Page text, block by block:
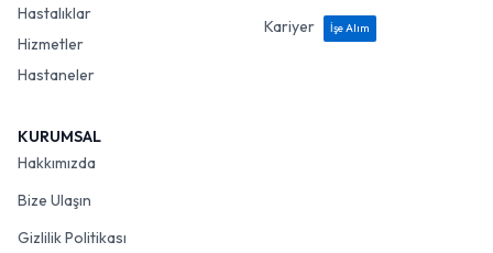
Hastalıklar
Hizmetler
Hastaneler
Kariyer
İşe Alım
KURUMSAL
Hakkımızda
Bize Ulaşın
Gizlilik Politikası